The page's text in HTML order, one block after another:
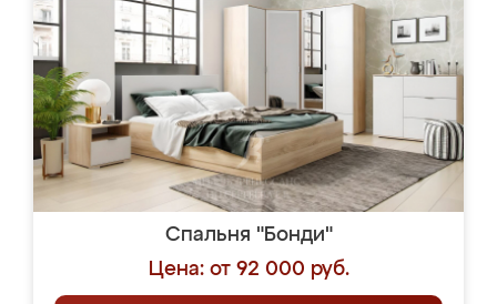
Спальня "Бонди"
Цена: от 92 000 руб.